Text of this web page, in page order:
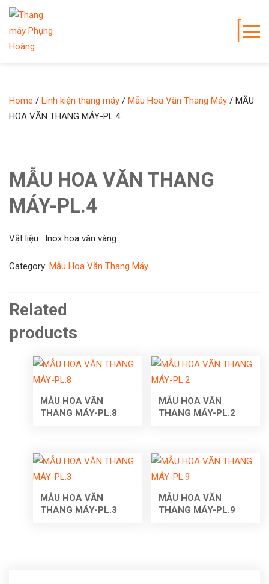
Home / Linh kiện thang máy / Mẫu Hoa Văn Thang Máy / MẪU
HOA VĂN THANG MÁY-PL.4
MẪU HOA VĂN THANG
MÁY-PL.4
Vật liệu : Inox hoa văn vàng
Category: Mẫu Hoa Văn Thang Máy
Related
products
MẪU HOA VĂN
THANG MÁY-PL.8
MẪU HOA VĂN
THANG MÁY-PL.2
MẪU HOA VĂN
THANG MÁY-PL.3
MẪU HOA VĂN
THANG MÁY-PL.9